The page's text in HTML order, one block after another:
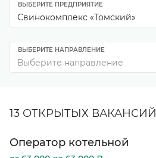
Свинокомплекс «Томский»
ВЫБЕРИТЕ ПРЕДПРИЯТИЕ
Выберите направление
ВЫБЕРИТЕ НАПРАВЛЕНИЕ
13 ОТКРЫТЫХ ВАКАНСИЙ
Оператор котельной